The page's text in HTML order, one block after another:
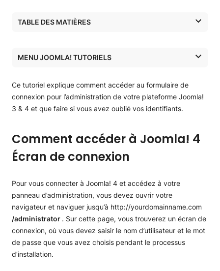
TABLE DES MATIÈRES
Que faire si j’ai oublié mon nom d’utilisateur/mot de passe
MENU JOOMLA! TUTORIELS
Joomla! Tutoriels
Comment déplacer/copier Joomla!
Comment se connecter à Joomla!
Créez un site web avec Joomla!
Joomla! page d’article
Joomla! articles vedettes
Créer une page "Contactez-nous" dans Joomla!
Mettre à jour Joomla!
Mettre à jour Joomla!
Installez des modèles Joomla!
Gérez les extensions Joomla!
Ce tutoriel explique comment accéder au formulaire de
connexion pour l’administration de votre plateforme Joomla!
3 & 4 et que faire si vous avez oublié vos identifiants.
Comment accéder à Joomla! 4
Écran de connexion
Pour vous connecter à Joomla! 4 et accédez à votre
panneau d’administration, vous devez ouvrir votre
navigateur et naviguer jusqu’à http://yourdomainname.com
/administrator . Sur cette page, vous trouverez un écran de
connexion, où vous devez saisir le nom d’utilisateur et le mot
de passe que vous avez choisis pendant le processus
d’installation.